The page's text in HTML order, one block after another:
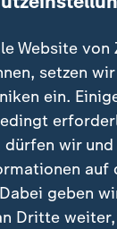
Website von
setzen
ein.
wir
auf
geben
Dritte